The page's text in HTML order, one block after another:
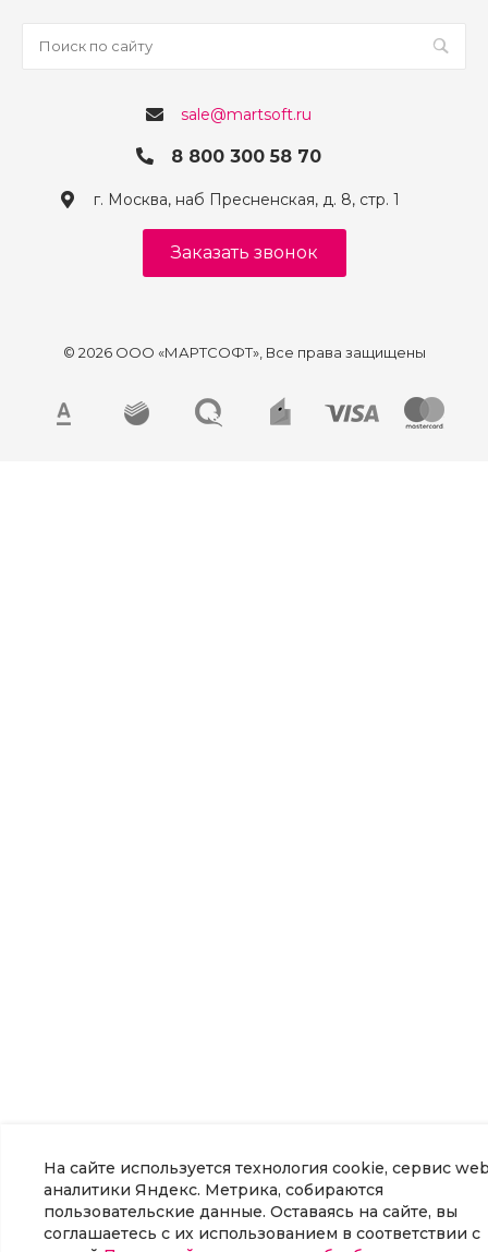
sale@martsoft.ru
8 800 300 58 70
г. Москва, наб Пресненская, д. 8, стр. 1
Заказать звонок
© 2026 ООО «МАРТСОФТ», Все права защищены
На сайте используется технология cookie, сервис
аналитики Яндекс. Метрика, собираются
пользовательские данные. Оставаясь на сайте, вы
соглашаетесь с их использованием в соответствии с